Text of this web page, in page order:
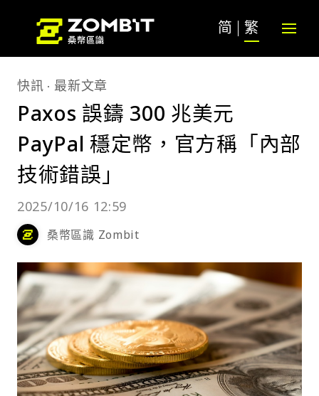
简 繁
快訊 最新文章
Paxos 誤鑄 300 兆美元
PayPal 穩定幣，官方稱「內部
技術錯誤」
2025/10/16 12:59
桑幣區識 Zombit